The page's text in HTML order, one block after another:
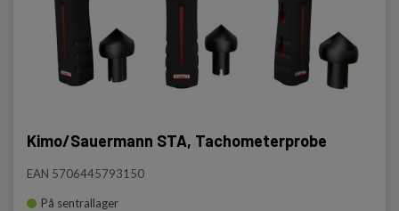
Kimo/Sauermann STA, Tachometerprobe
EAN 5706445793150
På sentrallager